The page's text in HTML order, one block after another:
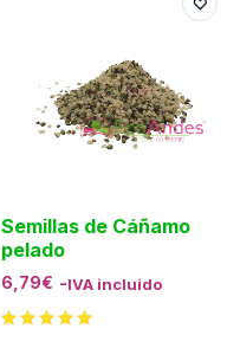
Semillas de Cáñamo
pelado
6,79€ -IVA incluido